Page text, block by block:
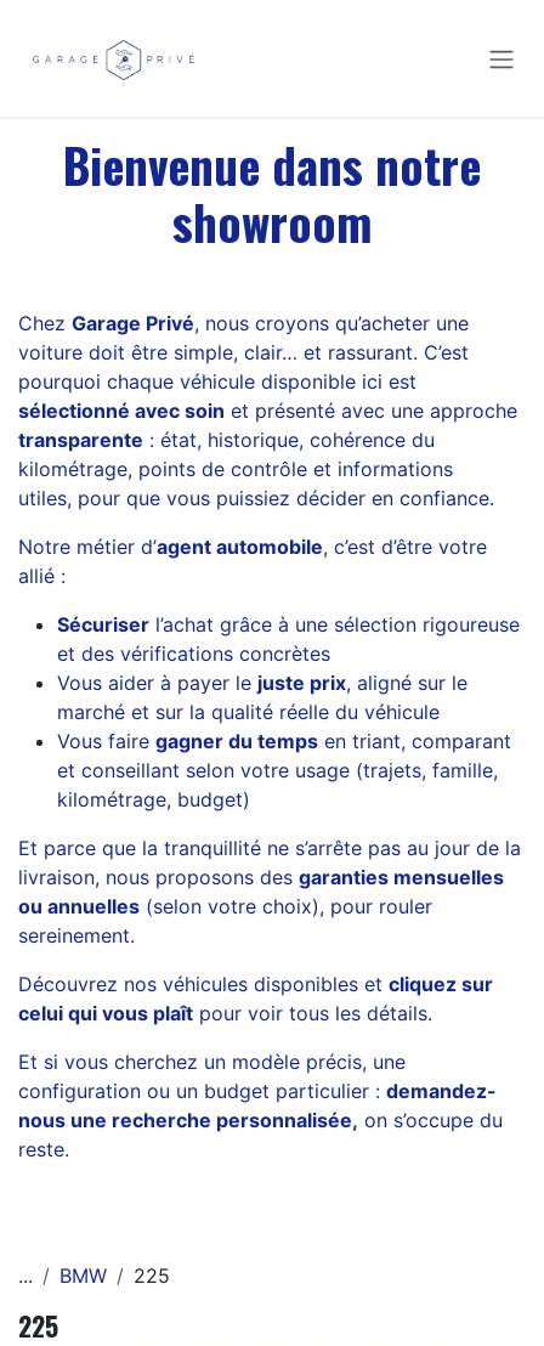
Bienvenue dans notre
showroom
Chez Garage Privé, nous croyons qu’acheter une
voiture doit être simple, clair… et rassurant. C’est
pourquoi chaque véhicule disponible ici est
sélectionné avec soin et présenté avec une approche
transparente : état, historique, cohérence du
kilométrage, points de contrôle et informations
utiles, pour que vous puissiez décider en confiance.
Notre métier d’agent automobile, c’est d’être votre
allié :
Sécuriser l’achat grâce à une sélection rigoureuse
et des vérifications concrètes
Vous aider à payer le juste prix, aligné sur le
marché et sur la qualité réelle du véhicule
Vous faire gagner du temps en triant, comparant
et conseillant selon votre usage (trajets, famille,
kilométrage, budget)
Et parce que la tranquillité ne s’arrête pas au jour de la
livraison, nous proposons des garanties mensuelles
ou annuelles (selon votre choix), pour rouler
sereinement.
Découvrez nos véhicules disponibles et cliquez sur
celui qui vous plaît pour voir tous les détails.
Et si vous cherchez un modèle précis, une
configuration ou un budget particulier : demandez-
nous une recherche personnalisée, on s’occupe du
reste.
... BMW 225
225